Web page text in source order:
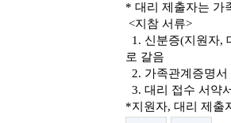
* 대리 제출자는 가
<지참 서류>
1. 신분증(지원자,
로 갈음
2. 가족관계증명서
3. 대리 접수 서약
*지원자, 대리 제출